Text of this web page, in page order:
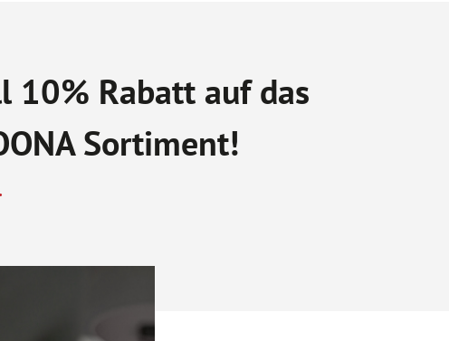
10% Rabatt auf das
Sortiment!